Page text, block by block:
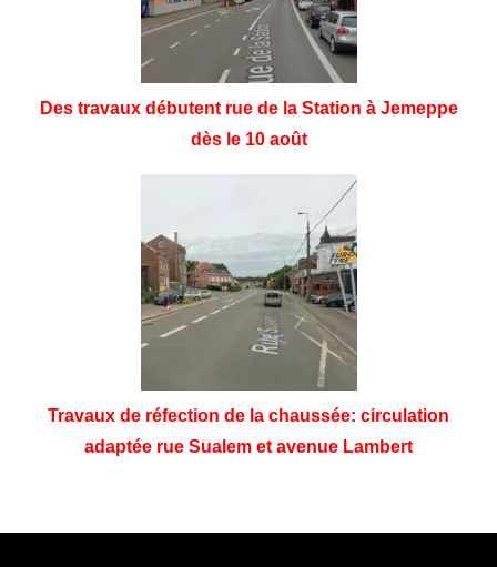
Des travaux débutent rue de la Station à Jemeppe
dès le 10 août
Travaux de réfection de la chaussée: circulation
adaptée rue Sualem et avenue Lambert